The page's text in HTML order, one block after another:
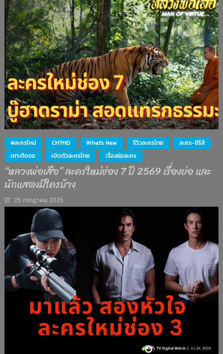
#ละครใหม่ CH7HD What's New รีวิวละครไทย
ละคร-ซีรีส์
เกาะติดจอ
เปิดตัวละครไทย เรื่องย่อละคร
“หลวงพ่อเสือ” ละครใหม่ช่อง 7 ปี 2569 เรื่องย่อ และ
นักแสดงมีใครบ้าง
25 กรกฎาคม 2026